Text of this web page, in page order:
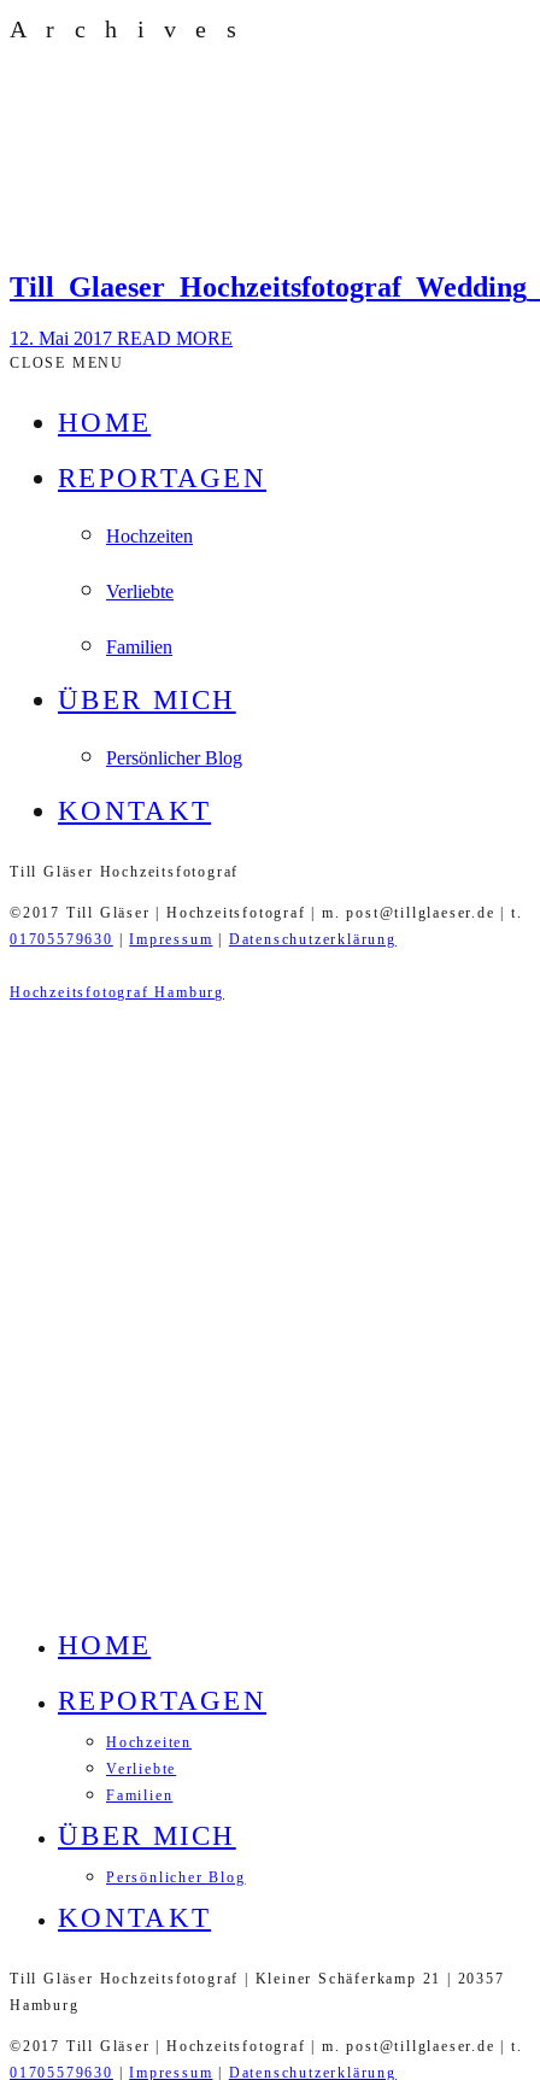
Archives
12. Mai 2017 READ MORE
CLOSE MENU
HOME
REPORTAGEN
Hochzeiten
Verliebte
Familien
ÜBER MICH
Persönlicher Blog
KONTAKT
Till Gläser Hochzeitsfotograf
©2017 Till Gläser | Hochzeitsfotograf | m. post@tillglaeser.de | t.
01705579630
|Impressum Datenschutzerklärung
Hochzeitsfotograf Hamburg
HOME
REPORTAGEN
Hochzeiten
Verliebte
Familien
ÜBER MICH
Persönlicher Blog
KONTAKT
Till Gläser Hochzeitsfotograf | Kleiner Schäferkamp 21 | 20357
Hamburg
©2017 Till Gläser | Hochzeitsfotograf | m. post@tillglaeser.de | t.
01705579630
|Impressum Datenschutzerklärung